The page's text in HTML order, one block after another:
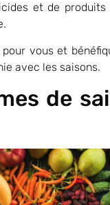
et de produits
vous et
avec les saisons.
de